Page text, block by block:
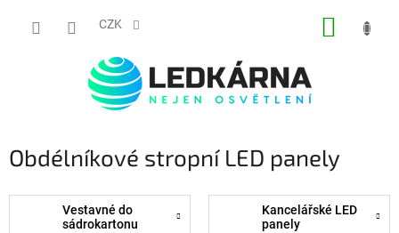
CZK
Obdélníkové stropní LED panely
Vestavné do
sádrokartonu
Kancelářské LED
panely